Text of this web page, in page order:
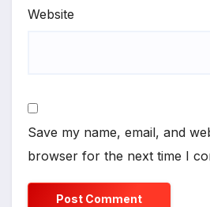
Website
Save my name, email, and
browser for the next time I